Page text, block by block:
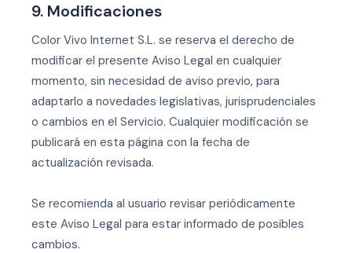
9. Modificaciones
Color Vivo Internet S.L. se reserva el derecho de
modificar el presente Aviso Legal en cualquier
momento, sin necesidad de aviso previo, para
adaptarlo a novedades legislativas, jurisprudenciales
o cambios en el Servicio. Cualquier modificación se
publicará en esta página con la fecha de
actualización revisada.
Se recomienda al usuario revisar periódicamente
este Aviso Legal para estar informado de posibles
cambios.